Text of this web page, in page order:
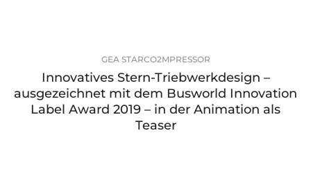
GEA STARCO2MPRESSOR
Innovatives Stern-Triebwerkdesign –
ausgezeichnet mit dem Busworld Innovation
Label Award 2019 – in der Animation als
Teaser